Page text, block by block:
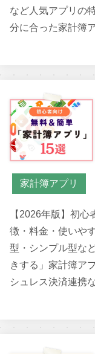
など人気アプリの
分に合った家計簿
家計簿アプリ
【2026年版】初
徴・料金・使いや
型・シンプル型な
きする」家計簿ア
シュレス決済連携